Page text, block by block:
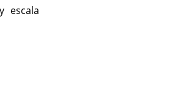
escala